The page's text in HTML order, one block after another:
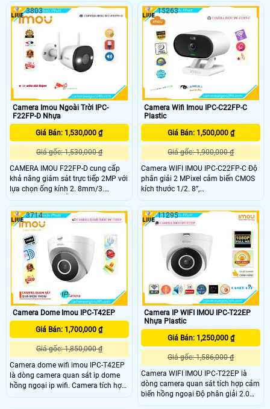
phân giải lên đến 4mp, đèn LED full
color cho ra hình ảnh có màu ban
đêm, đàm thoại 2 chiều thông minh,
quay xoay 360 độ cùng chống nước
chuẩn IP66 giúp cho camera dễ
dàng lắp đặt và hoạt động được
trong nhiều điều kiện cũng như vị trí
tâm. CAMERA IMOU IPC-F22FEP-D
có cảm biến 1080P và thuật toán IR
tiên tiến cung cấp video rõ nét cả
ngày lẫn đêm. Nén H
Camera Imou Ngoài Trời IPC-
F22FP-D Nhựa
Giá Bán: 1,530,000 ₫
Giá gốc: 1,530,000 ₫
CAMERA IMOU F22FP-D cung cấp
khả năng giám sát trực tiếp 2MP với
lựa chọn ống kính 2. 8mm/3.
6mm/6mm, nó hỗ trợ bốn đêm các
chế độ tầm nhìn cho độ rõ nét như
ban ngày ngay cả trong bóng tối.
CAMERA IMOU F22FP-D có cảm
biến 1080P và thuật toán IR tiên tiến
cung cấp video rõ nét cả ngày lẫn
3803
Camera Wifi Imou IPC-C22FP-C
Plastic
Giá Bán: 1,500,000 ₫
Giá gốc: 1,900,000 ₫
Camera WIFI IMOU IPC-C22FP-C Độ
phân giải 2 MPixel cảm biến CMOS
kích thước 1/2. 8”,
25/30fps@2MP(1920×1080),Tính
năng phát hiện con người, phát hiện
âm thanh bất thường, đàm thoại hai
chiều,Tính năng Wifi Hotspot
(AP),Ống kính cố định 2. 8mm cho
góc nhìn 97°(H), 52°(V), 114°(D), tích
hợp míc với chuẩn âm thanh G.
711a / G
15263
Camera Dome Imou IPC-T42EP
Giá Bán: 1,700,000 ₫
Giá gốc: 1,850,000 ₫
Camera dome wifi imou IPC-T42EP
là dòng camera quan sát ip dome
hồng ngoại ip wifi. Camera tích hợp
cảm biến hồng ngoại Độ phân giải
3714
Camera IP WIFI IMOU IPC-T22EP
Nhựa Plastic
Giá Bán: 1,250,000 ₫
Giá gốc: 1,586,000 ₫
Camera WIFI IMOU IPC-T22EP là
dòng camera quan sát tích hợp cảm
biến hồng ngoại Độ phân giải 2.0
MP cảm biến CMOS kích thước 1/2.
11295